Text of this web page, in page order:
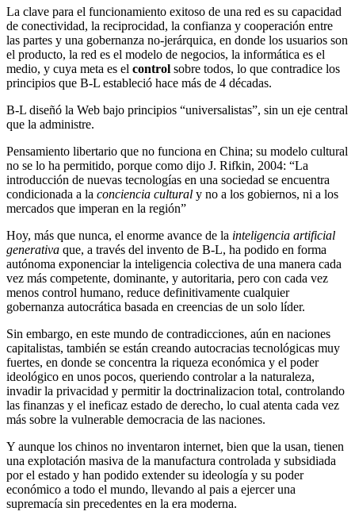
La clave para el funcionamiento exitoso de una red es su capacidad
de conectividad, la reciprocidad, la confianza y cooperación entre
las partes y una gobernanza no-jerárquica, en donde los usuarios son
el producto, la red es el modelo de negocios, la informática es el
medio, y cuya meta es el control sobre todos, lo que contradice los
principios que B-L estableció hace más de 4 décadas.
B-L diseñó la Web bajo principios “universalistas”, sin un eje central
que la administre.
Pensamiento libertario que no funciona en China; su modelo cultural
no se lo ha permitido, porque como dijo J. Rifkin, 2004: “La
introducción de nuevas tecnologías en una sociedad se encuentra
condicionada a la conciencia cultural y no a los gobiernos, ni a los
mercados que imperan en la región”
Hoy, más que nunca, el enorme avance de la inteligencia artificial
generativa que, a través del invento de B-L, ha podido en forma
autónoma exponenciar la inteligencia colectiva de una manera cada
vez más competente, dominante, y autoritaria, pero con cada vez
menos control humano, reduce definitivamente cualquier
gobernanza autocrática basada en creencias de un solo líder.
Sin embargo, en este mundo de contradicciones, aún en naciones
capitalistas, también se están creando autocracias tecnológicas muy
fuertes, en donde se concentra la riqueza económica y el poder
ideológico en unos pocos, queriendo controlar a la naturaleza,
invadir la privacidad y permitir la doctrinalizacion total, controlando
las finanzas y el ineficaz estado de derecho, lo cual atenta cada vez
más sobre la vulnerable democracia de las naciones.
Y aunque los chinos no inventaron internet, bien que la usan, tienen
una explotación masiva de la manufactura controlada y subsidiada
por el estado y han podido extender su ideología y su poder
económico a todo el mundo, llevando al pais a ejercer una
supremacía sin precedentes en la era moderna.